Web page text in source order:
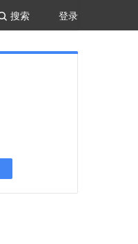
登录
搜索